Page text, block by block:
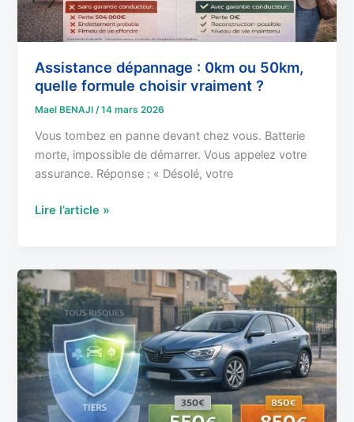
Assistance dépannage : 0km ou 50km,
quelle formule choisir vraiment ?
Mael BENAJI/14 mars 2026
Vous tombez en panne devant chez vous. Batterie
morte, impossible de démarrer. Vous appelez votre
assurance. Réponse : « Désolé, votre
vraiment
?
Lire l’article »
Tiers
étendu
:
Le
compromis
intelligent
entre
économie